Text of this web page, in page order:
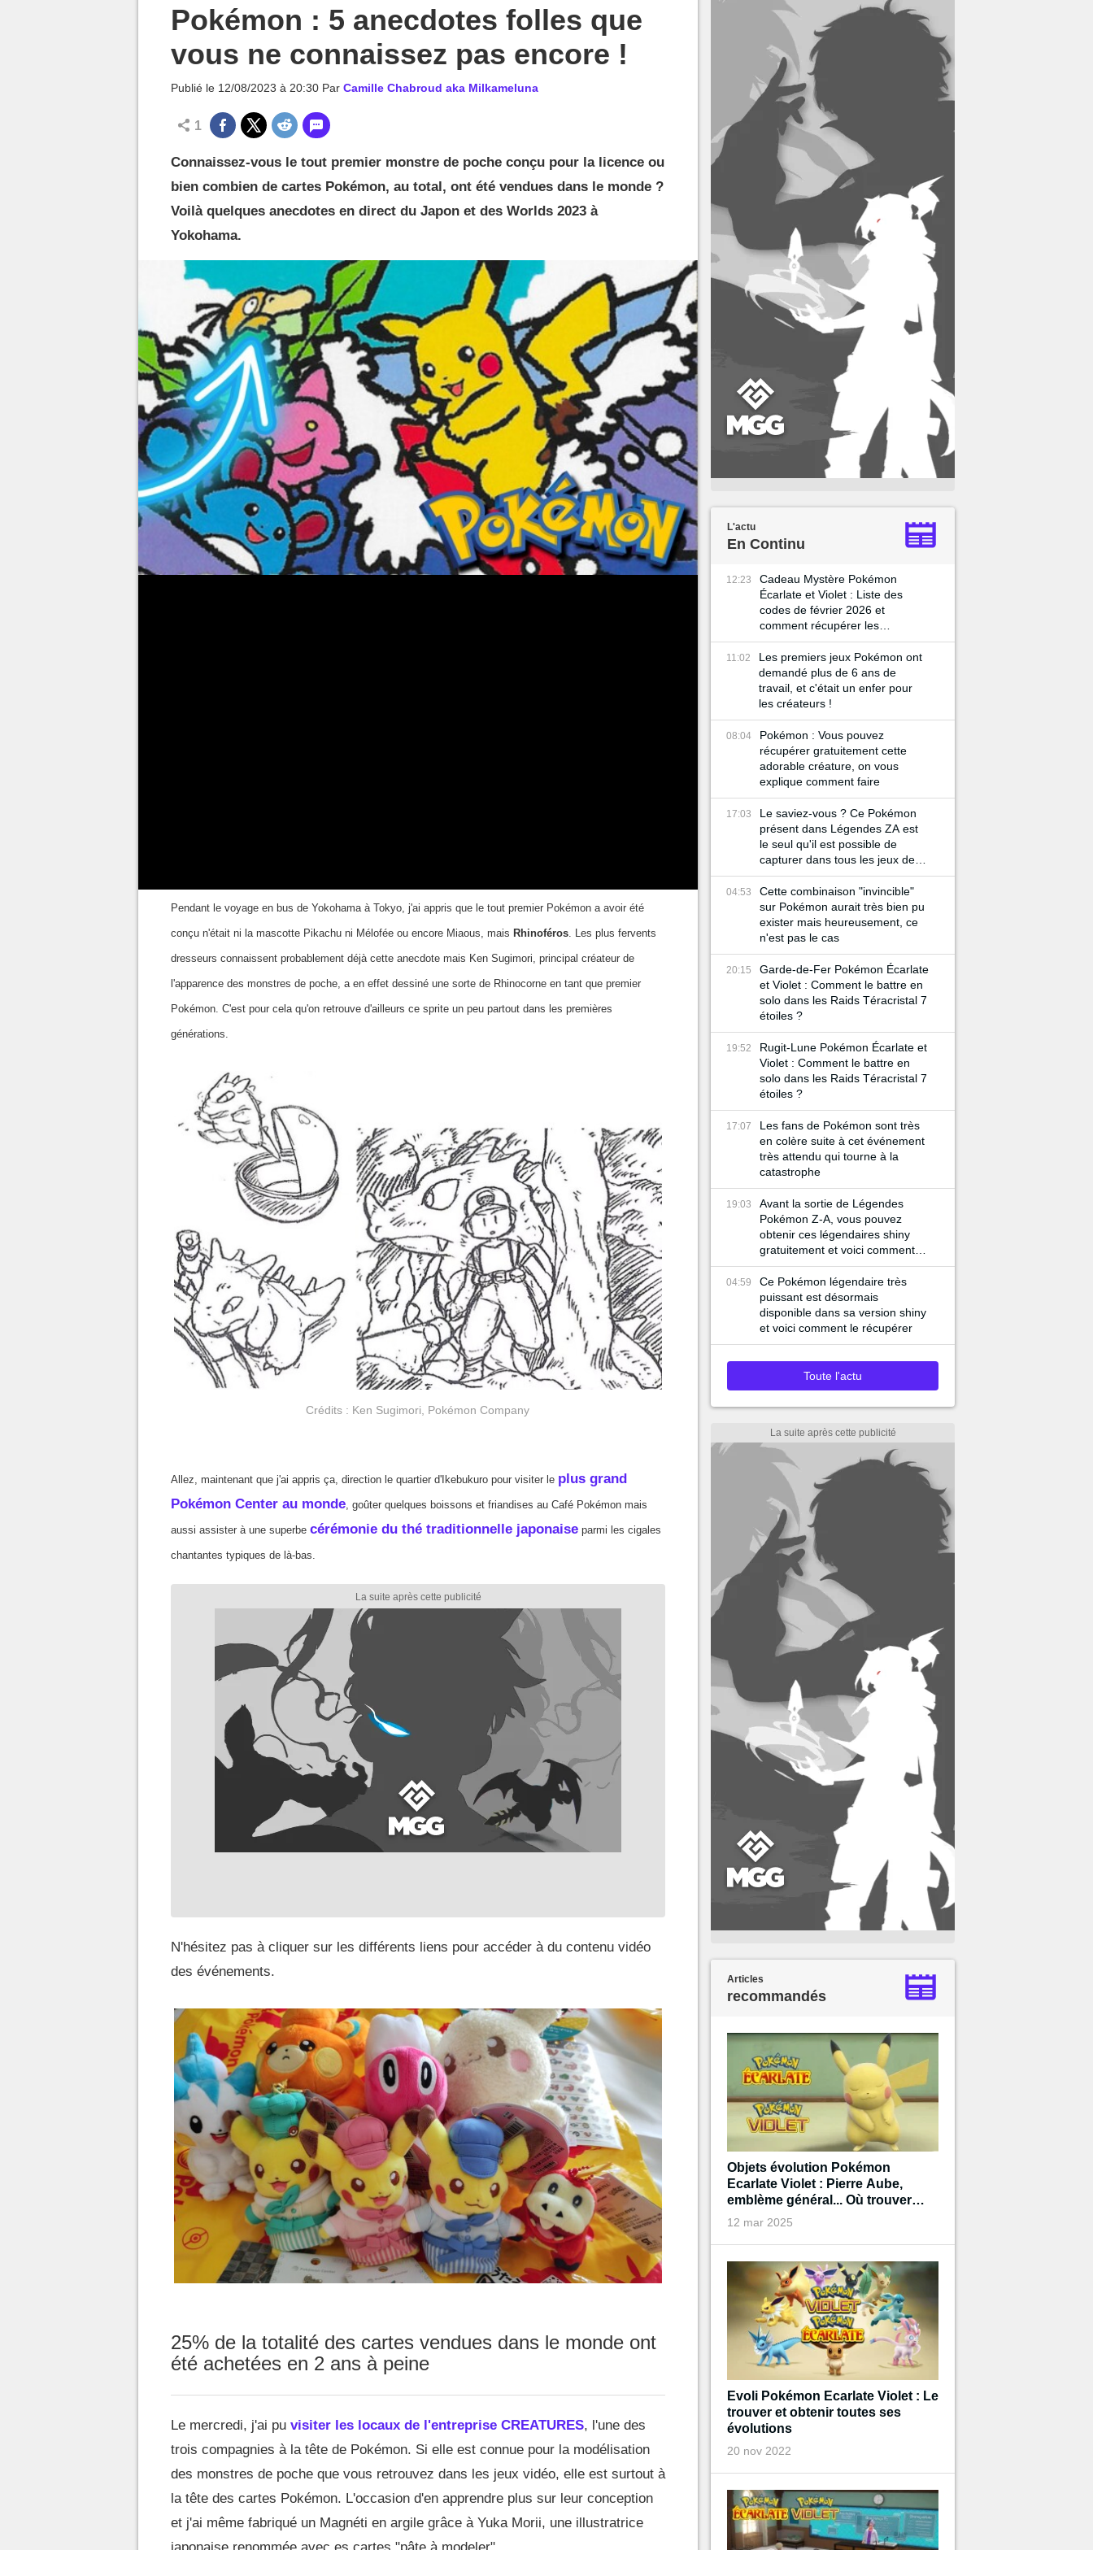
Pokémon : 5 anecdotes folles que
vous ne connaissez pas encore !
Publié le 12/08/2023 à 20:30 Par Camille Chabroud aka Milkameluna
1
Connaissez-vous le tout premier monstre de poche conçu pour la licence ou
bien combien de cartes Pokémon, au total, ont été vendues dans le monde ?
Voilà quelques anecdotes en direct du Japon et des Worlds 2023 à
Yokohama.
Pendant le voyage en bus de Yokohama à Tokyo, j'ai appris que le tout premier Pokémon a avoir été
conçu n'était ni la mascotte Pikachu ni Mélofée ou encore Miaous, mais Rhinoféros. Les plus fervents
dresseurs connaissent probablement déjà cette anecdote mais Ken Sugimori, principal créateur de
l'apparence des monstres de poche, a en effet dessiné une sorte de Rhinocorne en tant que premier
Pokémon. C'est pour cela qu'on retrouve d'ailleurs ce sprite un peu partout dans les premières
générations.
Crédits : Ken Sugimori, Pokémon Company
Allez, maintenant que j'ai appris ça, direction le quartier d'Ikebukuro pour visiter le plus grand
Pokémon Center au monde, goûter quelques boissons et friandises au Café Pokémon mais
aussi assister à une superbe cérémonie du thé traditionnelle japonaise parmi les cigales
chantantes typiques de là-bas.
N'hésitez pas à cliquer sur les différents liens pour accéder à du contenu vidéo
des événements.
25% de la totalité des cartes vendues dans le monde ont
été achetées en 2 ans à peine
Le mercredi, j'ai pu visiter les locaux de l'entreprise CREATURES, l'une des
trois compagnies à la tête de Pokémon. Si elle est connue pour la modélisation
des monstres de poche que vous retrouvez dans les jeux vidéo, elle est surtout à
la tête des cartes Pokémon. L'occasion d'en apprendre plus sur leur conception
et j'ai même fabriqué un Magnéti en argile grâce à Yuka Morii, une illustratrice
L'actu
En Continu
12:23
Cadeau Mystère Pokémon
Écarlate et Violet : Liste des
codes de février 2026 et
comment récupérer les
récompenses ?
11:02
Les premiers jeux Pokémon ont
demandé plus de 6 ans de
travail, et c'était un enfer pour
les créateurs !
08:04
Pokémon : Vous pouvez
récupérer gratuitement cette
adorable créature, on vous
explique comment faire
17:03
Le saviez-vous ? Ce Pokémon
présent dans Légendes ZA est
le seul qu'il est possible de
capturer dans tous les jeux de la
licence !
04:53
Cette combinaison "invincible"
sur Pokémon aurait très bien pu
exister mais heureusement, ce
n'est pas le cas
20:15
Garde-de-Fer Pokémon Écarlate
et Violet : Comment le battre en
solo dans les Raids Téracristal 7
étoiles ?
19:52
Rugit-Lune Pokémon Écarlate et
Violet : Comment le battre en
solo dans les Raids Téracristal 7
étoiles ?
17:07
Les fans de Pokémon sont très
en colère suite à cet événement
très attendu qui tourne à la
catastrophe
19:03
Avant la sortie de Légendes
Pokémon Z-A, vous pouvez
obtenir ces légendaires shiny
gratuitement et voici comment
faire
04:59
Ce Pokémon légendaire très
puissant est désormais
disponible dans sa version shiny
et voici comment le récupérer
Toute l'actu
Articles
recommandés
Objets évolution Pokémon
Ecarlate Violet : Pierre Aube,
emblème général... Où trouver
tous les objets pour faire évoluer
12 mar 2025
Evoli Pokémon Ecarlate Violet : Le
trouver et obtenir toutes ses
évolutions
20 nov 2022